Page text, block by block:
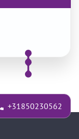
+31850230562